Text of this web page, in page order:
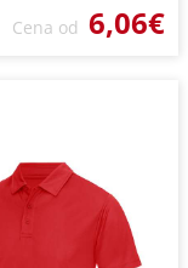
Cena od 6,06€